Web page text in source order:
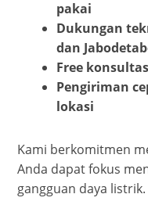
pakai
Dukungan
dan
Free
Pengiriman
lokasi
Kami berkomitmen
Anda dapat fokus
gangguan daya listrik.